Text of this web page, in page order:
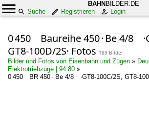
BAHN BILDER.DE
Suche
Registrieren Login
0 450 Baureihe 450 · Be 4/8
GT8-100D/2S· Fotos 189 Bilder
Bilder und Fotos von Eisenbahn und Zügen »
Elektrotriebzüge | 94 80 »
0 450 BR 450 · Be 4/8 ·GT8-100C/2S, GT8-